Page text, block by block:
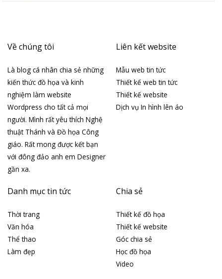
Về chúng tôi
Là blog cá nhân chia sẻ những
kiến thức đồ họa và kinh
nghiệm làm website
Wordpress cho tất cả mọi
người. Mình rất yêu thích Nghệ
thuật Thánh và Đồ họa Công
giáo. Rất mong được kết bạn
với đông đảo anh em Designer
gần xa.
Liên kết website
Mẫu web tin tức
Thiết kế web tin tức
Thiết kế website
Dịch vụ In hình lên áo
Danh mục tin tức
Thời trang
Văn hóa
Thể thao
Làm đẹp
Chia sẻ
Thiết kế đồ họa
Thiết kế website
Góc chia sẻ
Học đồ họa
Video